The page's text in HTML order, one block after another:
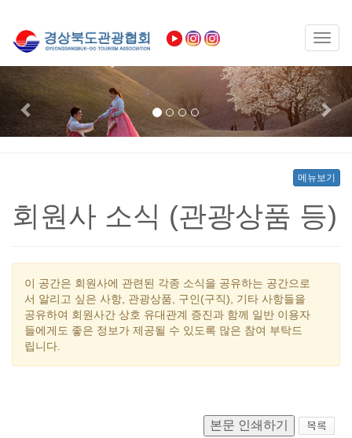
Previous
메뉴보기
회원사 소식 (관광상품 등)
이 공간은 회원사에 관련된 각종 소식을 공유하는 공간으로
서 알리고 싶은 사항, 관광상품, 구인(구직), 기타 사항들을
공유하여 회원사간 상호 유대관계 증진과 함께 일반 이용자
들에게도 좋은 정보가 제공될 수 있도록 많은 참여 부탁드
립니다.
본문 인쇄하기